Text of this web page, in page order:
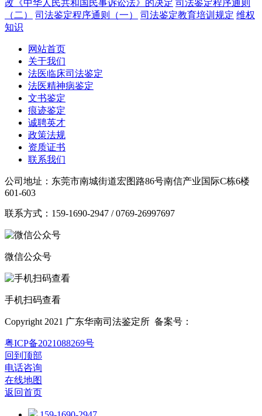
改《中华人民共和国民事诉讼法》的决定 司法鉴定程序通则
（二）
司法鉴定程序通则（一） 司法鉴定教育培训规定 维权
知识
网站首页
关于我们
法医临床司法鉴定
法医精神病鉴定
文书鉴定
痕迹鉴定
诚聘英才
政策法规
资质证书
联系我们
公司地址：东莞市南城街道宏图路86号南信产业国际C栋6楼
601-603
联系方式：159-1690-2947 / 0769-26997697
微信公众号
手机扫码查看
Copyright 2021 广东华南司法鉴定所 备案号：
粤ICP备2021088269号
回到顶部
电话咨询
在线地图
返回首页